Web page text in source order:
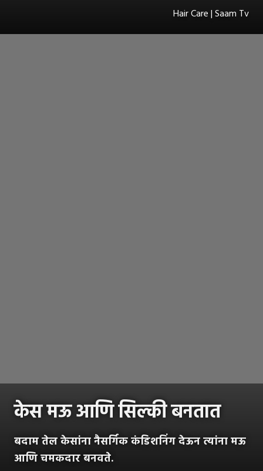
Hair Care | Saam Tv
केस मऊ आणि सिल्की बनतात
बदाम तेल केसांना नैसर्गिक कंडिशनिंग देऊन त्यांना मऊ
आणि चमकदार बनवते.